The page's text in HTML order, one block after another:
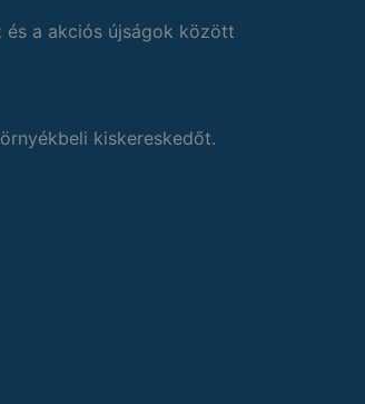
és a akciós újságok között
kiskereskedőt.